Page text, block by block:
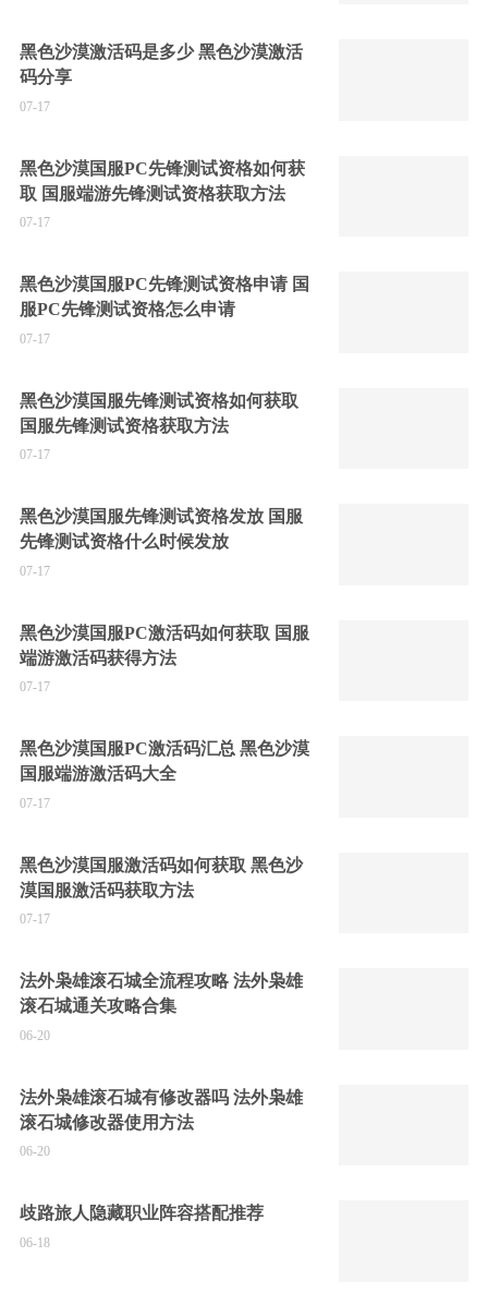
黑色沙漠激活码是多少 黑色沙漠激活
码分享
07-17
黑色沙漠国服PC先锋测试资格如何获
取 国服端游先锋测试资格获取方法
07-17
黑色沙漠国服PC先锋测试资格申请 国
服PC先锋测试资格怎么申请
07-17
黑色沙漠国服先锋测试资格如何获取
国服先锋测试资格获取方法
07-17
黑色沙漠国服先锋测试资格发放 国服
先锋测试资格什么时候发放
07-17
黑色沙漠国服PC激活码如何获取 国服
端游激活码获得方法
07-17
黑色沙漠国服PC激活码汇总 黑色沙漠
国服端游激活码大全
07-17
黑色沙漠国服激活码如何获取 黑色沙
漠国服激活码获取方法
07-17
法外枭雄滚石城全流程攻略 法外枭雄
滚石城通关攻略合集
06-20
法外枭雄滚石城有修改器吗 法外枭雄
滚石城修改器使用方法
06-20
歧路旅人隐藏职业阵容搭配推荐
06-18